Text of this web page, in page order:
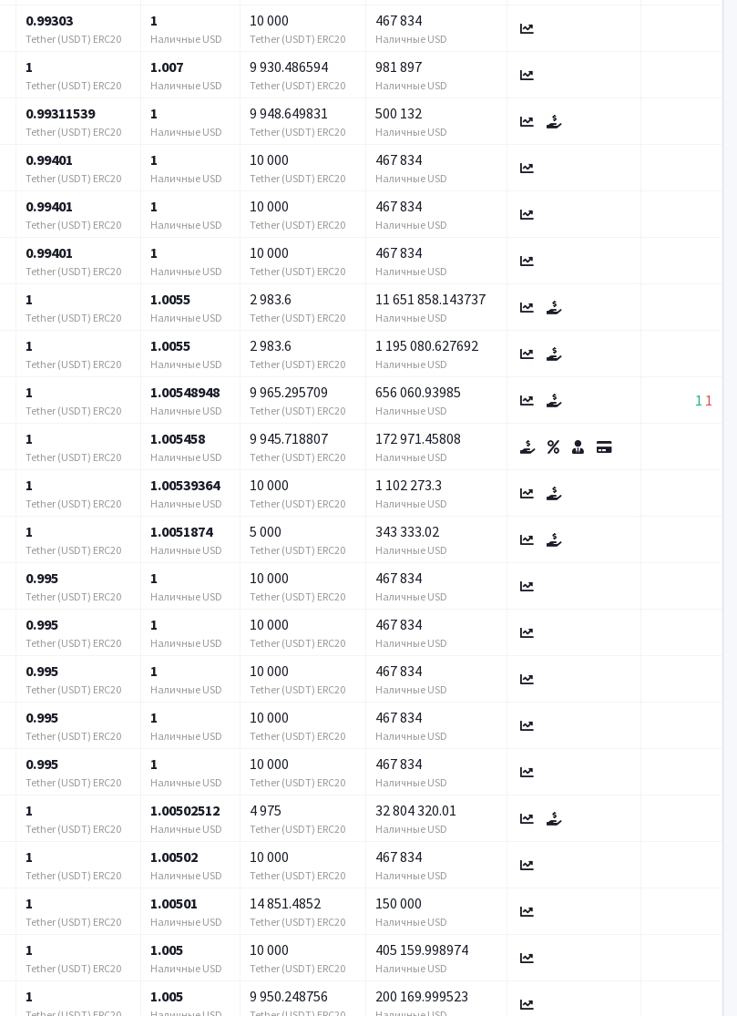
0.99303
Tether (USDT) ERC20
1
Наличные USD
10 000
Tether (USDT) ERC20
467 834
Наличные USD
1
Tether (USDT) ERC20
1.007
Наличные USD
9 930.486594
Tether (USDT) ERC20
981 897
Наличные USD
0.99311539
Tether (USDT) ERC20
1
Наличные USD
9 948.649831
Tether (USDT) ERC20
500 132
Наличные USD
0.99401
Tether (USDT) ERC20
1
Наличные USD
10 000
Tether (USDT) ERC20
467 834
Наличные USD
0.99401
Tether (USDT) ERC20
1
Наличные USD
10 000
Tether (USDT) ERC20
467 834
Наличные USD
0.99401
Tether (USDT) ERC20
1
Наличные USD
10 000
Tether (USDT) ERC20
467 834
Наличные USD
1
Tether (USDT) ERC20
1.0055
Наличные USD
2 983.6
Tether (USDT) ERC20
11 651 858.143737
Наличные USD
1
Tether (USDT) ERC20
1.0055
Наличные USD
2 983.6
Tether (USDT) ERC20
1 195 080.627692
Наличные USD
1
Tether (USDT) ERC20
1.00548948
Наличные USD
9 965.295709
Tether (USDT) ERC20
656 060.93985
Наличные USD
1 1
1
Tether (USDT) ERC20
1.005458
Наличные USD
9 945.718807
Tether (USDT) ERC20
172 971.45808
Наличные USD
1
Tether (USDT) ERC20
1.00539364
Наличные USD
10 000
Tether (USDT) ERC20
1 102 273.3
Наличные USD
1
Tether (USDT) ERC20
1.0051874
Наличные USD
5 000
Tether (USDT) ERC20
343 333.02
Наличные USD
0.995
Tether (USDT) ERC20
1
Наличные USD
10 000
Tether (USDT) ERC20
467 834
Наличные USD
0.995
Tether (USDT) ERC20
1
Наличные USD
10 000
Tether (USDT) ERC20
467 834
Наличные USD
0.995
Tether (USDT) ERC20
1
Наличные USD
10 000
Tether (USDT) ERC20
467 834
Наличные USD
0.995
Tether (USDT) ERC20
1
Наличные USD
10 000
Tether (USDT) ERC20
467 834
Наличные USD
0.995
Tether (USDT) ERC20
1
Наличные USD
10 000
Tether (USDT) ERC20
467 834
Наличные USD
1
Tether (USDT) ERC20
1.00502512
Наличные USD
4 975
Tether (USDT) ERC20
32 804 320.01
Наличные USD
1
Tether (USDT) ERC20
1.00502
Наличные USD
10 000
Tether (USDT) ERC20
467 834
Наличные USD
1
Tether (USDT) ERC20
1.00501
Наличные USD
14 851.4852
Tether (USDT) ERC20
150 000
Наличные USD
1
Tether (USDT) ERC20
1.005
Наличные USD
10 000
Tether (USDT) ERC20
405 159.998974
Наличные USD
1 1.005 9 950.248756 200 169.999523